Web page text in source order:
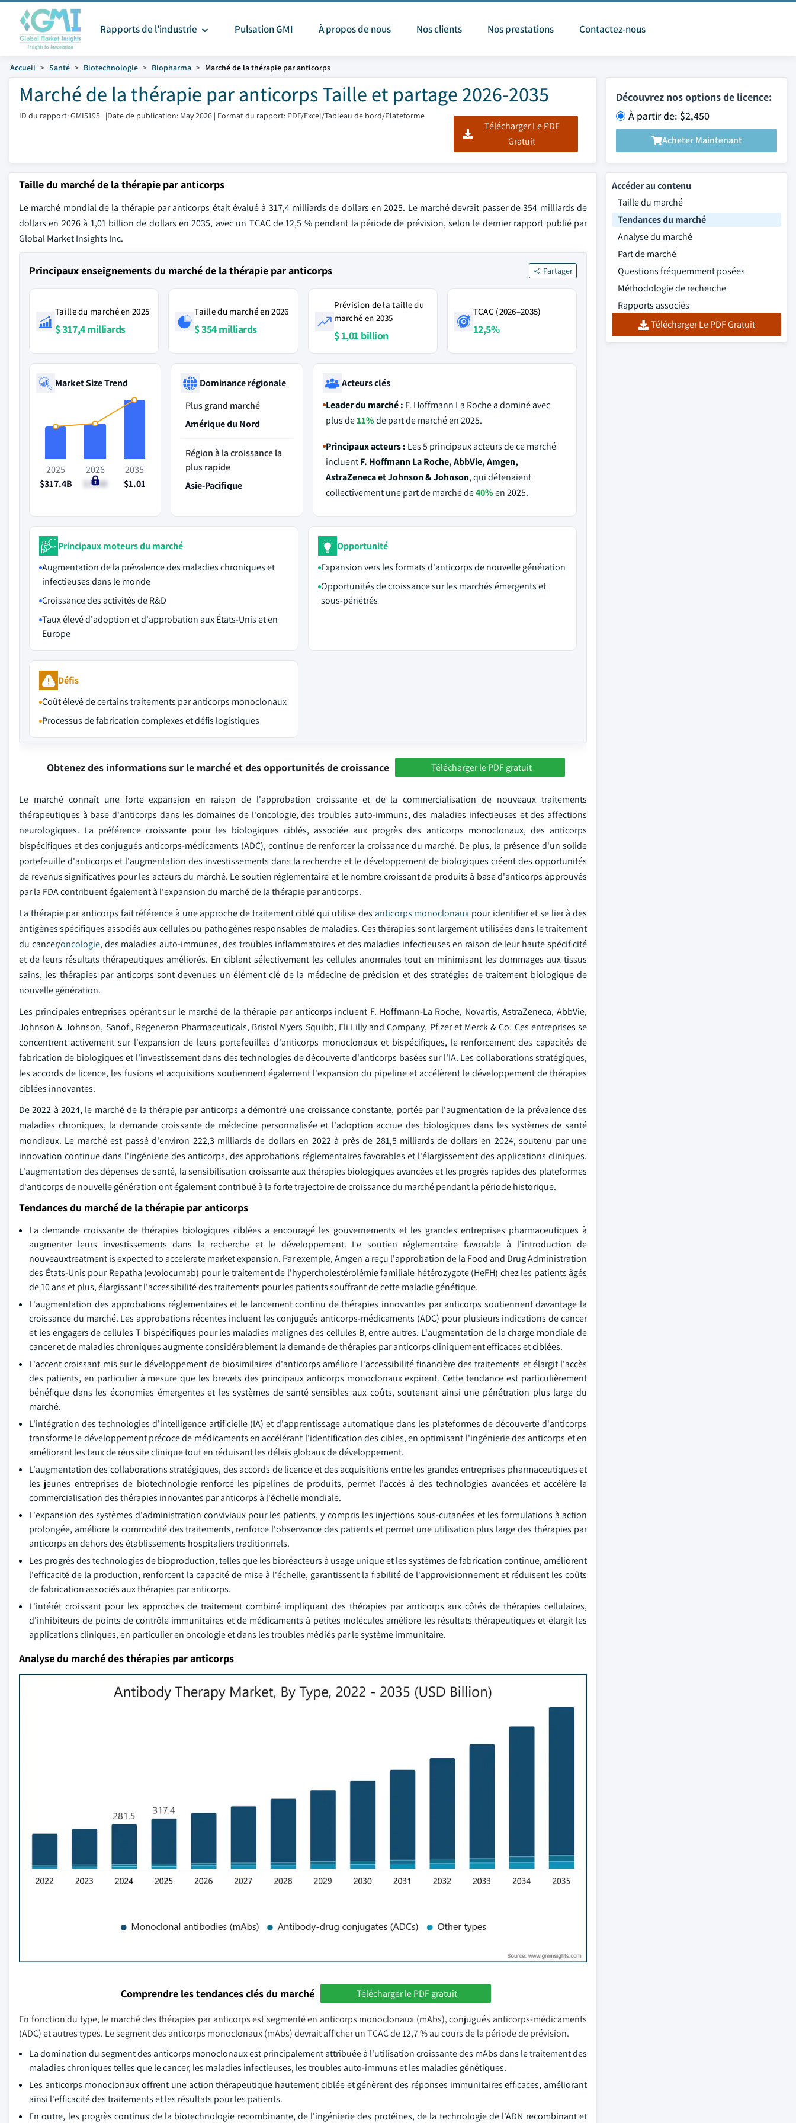
Rapports de l'industrie Pulsation GMI À propos de nous Nos clients Nos prestations Contactez-nous
Accueil Santé Biotechnologie Biopharma Marché de la thérapie par anticorps
Marché de la thérapie par anticorps Taille et partage 2026-2035
ID du rapport: GMI5195 |Date de publication: May 2026 | Format du rapport: PDF/Excel/Tableau de bord/Plateforme
Télécharger Le PDF
Gratuit
Découvrez nos options de licence:
À partir de: $2,450
Acheter Maintenant
Taille du marché de la thérapie par anticorps
Le marché mondial de la thérapie par anticorps était évalué à 317,4 milliards de dollars en 2025. Le marché devrait passer de 354 milliards de
dollars en 2026 à 1,01 billion de dollars en 2035, avec un TCAC de 12,5 % pendant la période de prévision, selon le dernier rapport publié par
Global Market Insights Inc.
Principaux enseignements du marché de la thérapie par anticorps Partager
Taille du marché en 2025
$ 317,4 milliards
Taille du marché en 2026
$ 354 milliards
Prévision de la taille du
marché en 2035
$ 1,01 billion
TCAC (2026–2035)
12,5%
Market Size Trend
2025
$317.4B
2026
$354B
2035
$1.01
Dominance régionale
Plus grand marché
Amérique du Nord
Région à la croissance la
plus rapide
Asie-Pacifique
Acteurs clés
Leader du marché : F. Hoffmann La Roche a dominé avec
plus de11%de part de marché en 2025.
Principaux acteurs : Les 5 principaux acteurs de ce marché
incluentF. Hoffmann La Roche, AbbVie, Amgen,
AstraZeneca et Johnson & Johnson, qui détenaient
collectivement une part de marché de40%en 2025.
Principaux moteurs du marché
Augmentation de la prévalence des maladies chroniques et
infectieuses dans le monde
Croissance des activités de R&D
Taux élevé d'adoption et d'approbation aux États-Unis et en
Europe
Opportunité
Expansion vers les formats d'anticorps de nouvelle génération
Opportunités de croissance sur les marchés émergents et
sous-pénétrés
Défis
Coût élevé de certains traitements par anticorps monoclonaux
Processus de fabrication complexes et défis logistiques
Obtenez des informations sur le marché et des opportunités de croissance Télécharger le PDF gratuit
Le marché connaît une forte expansion en raison de l'approbation croissante et de la commercialisation de nouveaux traitements
thérapeutiques à base d'anticorps dans les domaines de l'oncologie, des troubles auto-immuns, des maladies infectieuses et des affections
neurologiques. La préférence croissante pour les biologiques ciblés, associée aux progrès des anticorps monoclonaux, des anticorps
bispécifiques et des conjugués anticorps-médicaments (ADC), continue de renforcer la croissance du marché. De plus, la présence d'un solide
portefeuille d'anticorps et l'augmentation des investissements dans la recherche et le développement de biologiques créent des opportunités
de revenus significatives pour les acteurs du marché. Le soutien réglementaire et le nombre croissant de produits à base d'anticorps approuvés
par la FDA contribuent également à l'expansion du marché de la thérapie par anticorps.
La thérapie par anticorps fait référence à une approche de traitement ciblé qui utilise des anticorps monoclonaux pour identifier et se lier à des
antigènes spécifiques associés aux cellules ou pathogènes responsables de maladies. Ces thérapies sont largement utilisées dans le traitement
du cancer/oncologie, des maladies auto-immunes, des troubles inflammatoires et des maladies infectieuses en raison de leur haute spécificité
et de leurs résultats thérapeutiques améliorés. En ciblant sélectivement les cellules anormales tout en minimisant les dommages aux tissus
sains, les thérapies par anticorps sont devenues un élément clé de la médecine de précision et des stratégies de traitement biologique de
nouvelle génération.
Les principales entreprises opérant sur le marché de la thérapie par anticorps incluent F. Hoffmann-La Roche, Novartis, AstraZeneca, AbbVie,
Johnson & Johnson, Sanofi, Regeneron Pharmaceuticals, Bristol Myers Squibb, Eli Lilly and Company, Pfizer et Merck & Co. Ces entreprises se
concentrent activement sur l'expansion de leurs portefeuilles d'anticorps monoclonaux et bispécifiques, le renforcement des capacités de
fabrication de biologiques et l'investissement dans des technologies de découverte d'anticorps basées sur l'IA. Les collaborations stratégiques,
les accords de licence, les fusions et acquisitions soutiennent également l'expansion du pipeline et accélèrent le développement de thérapies
ciblées innovantes.
De 2022 à 2024, le marché de la thérapie par anticorps a démontré une croissance constante, portée par l'augmentation de la prévalence des
maladies chroniques, la demande croissante de médecine personnalisée et l'adoption accrue des biologiques dans les systèmes de santé
mondiaux. Le marché est passé d'environ 222,3 milliards de dollars en 2022 à près de 281,5 milliards de dollars en 2024, soutenu par une
innovation continue dans l'ingénierie des anticorps, des approbations réglementaires favorables et l'élargissement des applications cliniques.
L'augmentation des dépenses de santé, la sensibilisation croissante aux thérapies biologiques avancées et les progrès rapides des plateformes
d'anticorps de nouvelle génération ont également contribué à la forte trajectoire de croissance du marché pendant la période historique.
Tendances du marché de la thérapie par anticorps
La demande croissante de thérapies biologiques ciblées a encouragé les gouvernements et les grandes entreprises pharmaceutiques à
augmenter leurs investissements dans la recherche et le développement. Le soutien réglementaire favorable à l'introduction de
nouveauxtreatment is expected to accelerate market expansion. Par exemple, Amgen a reçu l'approbation de la Food and Drug Administration
des États-Unis pour Repatha (evolocumab) pour le traitement de l'hypercholestérolémie familiale hétérozygote (HeFH) chez les patients âgés
de 10 ans et plus, élargissant l'accessibilité des traitements pour les patients souffrant de cette maladie génétique.
L'augmentation des approbations réglementaires et le lancement continu de thérapies innovantes par anticorps soutiennent davantage la
croissance du marché. Les approbations récentes incluent les conjugués anticorps-médicaments (ADC) pour plusieurs indications de cancer
et les engagers de cellules T bispécifiques pour les maladies malignes des cellules B, entre autres. L'augmentation de la charge mondiale de
cancer et de maladies chroniques augmente considérablement la demande de thérapies par anticorps cliniquement efficaces et ciblées.
L'accent croissant mis sur le développement de biosimilaires d'anticorps améliore l'accessibilité financière des traitements et élargit l'accès
des patients, en particulier à mesure que les brevets des principaux anticorps monoclonaux expirent. Cette tendance est particulièrement
bénéfique dans les économies émergentes et les systèmes de santé sensibles aux coûts, soutenant ainsi une pénétration plus large du
marché.
L'intégration des technologies d'intelligence artificielle (IA) et d'apprentissage automatique dans les plateformes de découverte d'anticorps
transforme le développement précoce de médicaments en accélérant l'identification des cibles, en optimisant l'ingénierie des anticorps et en
améliorant les taux de réussite clinique tout en réduisant les délais globaux de développement.
L'augmentation des collaborations stratégiques, des accords de licence et des acquisitions entre les grandes entreprises pharmaceutiques et
les jeunes entreprises de biotechnologie renforce les pipelines de produits, permet l'accès à des technologies avancées et accélère la
commercialisation des thérapies innovantes par anticorps à l'échelle mondiale.
L'expansion des systèmes d'administration conviviaux pour les patients, y compris les injections sous-cutanées et les formulations à action
prolongée, améliore la commodité des traitements, renforce l'observance des patients et permet une utilisation plus large des thérapies par
anticorps en dehors des établissements hospitaliers traditionnels.
Les progrès des technologies de bioproduction, telles que les bioréacteurs à usage unique et les systèmes de fabrication continue, améliorent
l'efficacité de la production, renforcent la capacité de mise à l'échelle, garantissent la fiabilité de l'approvisionnement et réduisent les coûts
de fabrication associés aux thérapies par anticorps.
L'intérêt croissant pour les approches de traitement combiné impliquant des thérapies par anticorps aux côtés de thérapies cellulaires,
d'inhibiteurs de points de contrôle immunitaires et de médicaments à petites molécules améliore les résultats thérapeutiques et élargit les
applications cliniques, en particulier en oncologie et dans les troubles médiés par le système immunitaire.
Analyse du marché des thérapies par anticorps
Comprendre les tendances clés du marché Télécharger le PDF gratuit
En fonction du type, le marché des thérapies par anticorps est segmenté en anticorps monoclonaux (mAbs), conjugués anticorps-médicaments
(ADC) et autres types. Le segment des anticorps monoclonaux (mAbs) devrait afficher un TCAC de 12,7 % au cours de la période de prévision.
La domination du segment des anticorps monoclonaux est principalement attribuée à l'utilisation croissante des mAbs dans le traitement des
maladies chroniques telles que le cancer, les maladies infectieuses, les troubles auto-immuns et les maladies génétiques.
Les anticorps monoclonaux offrent une action thérapeutique hautement ciblée et génèrent des réponses immunitaires efficaces, améliorant
ainsi l'efficacité des traitements et les résultats pour les patients.
En outre, les progrès continus de la biotechnologie recombinante, de l'ingénierie des protéines, de la technologie de l'ADN recombinant et
Accéder au contenu
Taille du marché
Tendances du marché
Analyse du marché
Part de marché
Questions fréquemment posées
Méthodologie de recherche
Rapports associés
Télécharger Le PDF Gratuit